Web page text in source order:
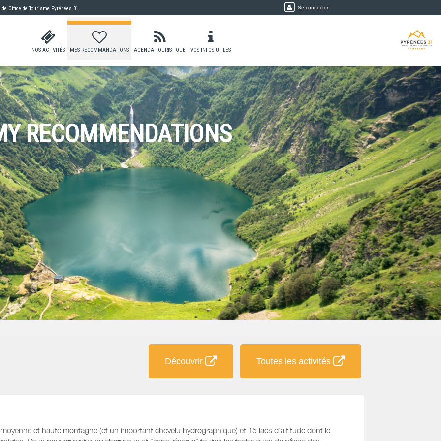
Office de Tourisme Pyrénées 31 Se connecter
NOS ACTIVITÉS MES RECOMMANDATIONS AGENDA TOURISTIQUE VOS INFOS UTILES
RECOMMENDATIONS
Découvrir Toutes les activités
et haute montagne (et un important chevelu hydrographique) et 15 lacs d'altitude dont le